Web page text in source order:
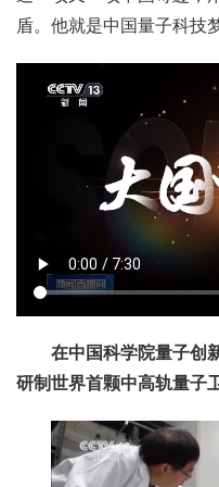
盾。他就是中国量子科技
在中国科学院量子创
研制世界首颗中高轨量子